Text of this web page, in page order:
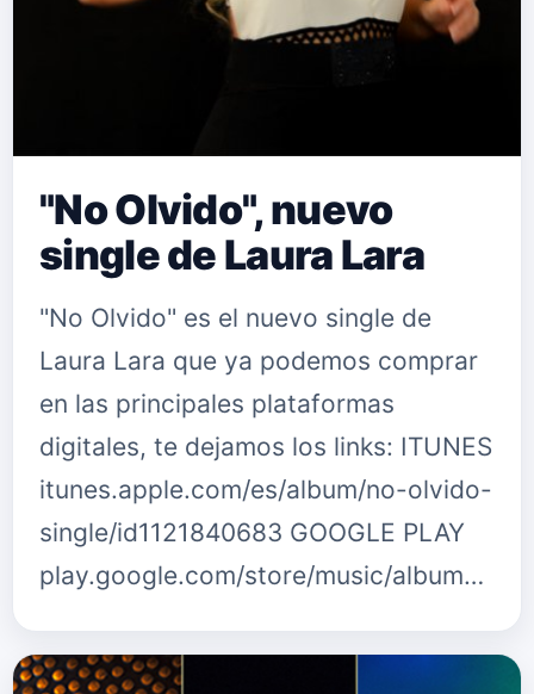
"No Olvido", nuevo
single de Laura Lara
"No Olvido" es el nuevo single de
Laura Lara que ya podemos comprar
en las principales plataformas
digitales, te dejamos los links: ITUNES
itunes.apple.com/es/album/no-olvido-
single/id1121840683 GOOGLE PLAY
play.google.com/store/music/album…